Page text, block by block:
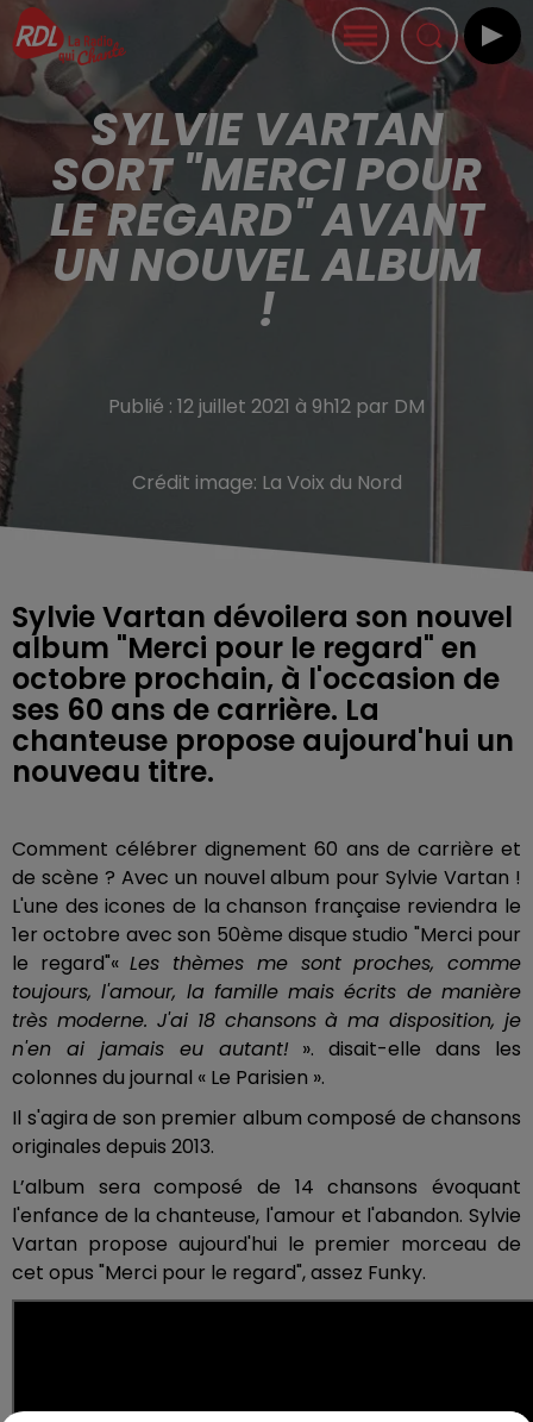
SYLVIE VARTAN
SORT "MERCI POUR
LE REGARD" AVANT
UN NOUVEL ALBUM
!
Publié : 12 juillet 2021 à 9h12 par DM
Crédit image: La Voix du Nord
Sylvie Vartan dévoilera son nouvel
album "Merci pour le regard" en
octobre prochain, à l'occasion de
ses 60 ans de carrière. La
chanteuse propose aujourd'hui un
nouveau titre.
Comment célébrer dignement 60 ans de carrière et
de scène ? Avec un nouvel album pour Sylvie Vartan !
L'une des icones de la chanson française reviendra le
1er octobre avec son 50ème disque studio "Merci pour
le regard"«Les thèmes me sont proches, comme
toujours, l'amour, la famille mais écrits de manière
très moderne. J'ai 18 chansons à ma disposition, je
n'en ai jamais eu autant! ». disait-elle dans les
colonnes du journal « Le Parisien ».
Il s'agira de son premier album composé de chansons
originales depuis 2013.
L’album sera composé de 14 chansons évoquant
l'enfance de la chanteuse, l'amour et l'abandon. Sylvie
Vartan propose aujourd'hui le premier morceau de
cet opus "Merci pour le regard", assez Funky.